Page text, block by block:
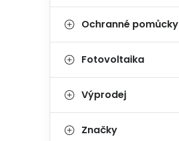
Ochranné pomůcky
Fotovoltaika
Výprodej
Značky